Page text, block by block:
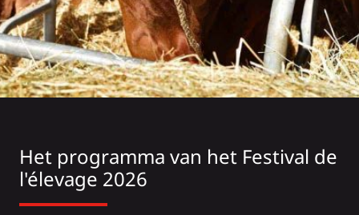
Het programma van het Festival de
l'élevage 2026